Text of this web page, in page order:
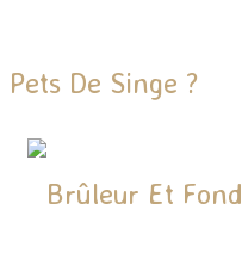
De Singe ?